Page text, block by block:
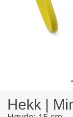
Hekk |